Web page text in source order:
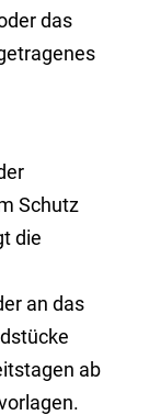
das
Schutz
die
an das
ab